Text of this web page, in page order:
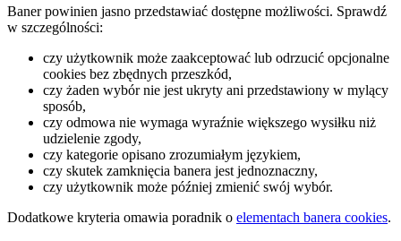
Baner powinien jasno przedstawiać dostępne możliwości. Sprawdź
w szczególności:
czy użytkownik może zaakceptować lub odrzucić opcjonalne
cookies bez zbędnych przeszkód,
czy żaden wybór nie jest ukryty ani przedstawiony w mylący
sposób,
czy odmowa nie wymaga wyraźnie większego wysiłku niż
udzielenie zgody,
czy kategorie opisano zrozumiałym językiem,
czy skutek zamknięcia banera jest jednoznaczny,
czy użytkownik może później zmienić swój wybór.
Dodatkowe kryteria omawia poradnik o elementach banera cookies.